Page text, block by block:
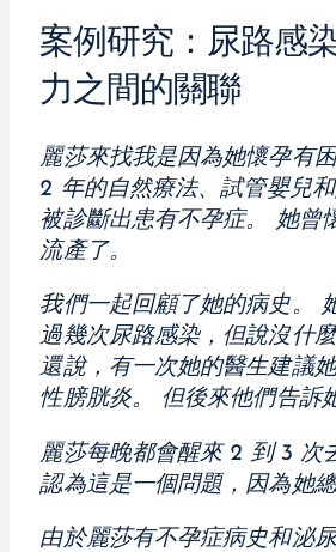
案例研究：尿路感
力之間的關聯
麗莎來找我是因為她懷孕有
2 年的自然療法、試管嬰兒
被診斷出患有不孕症。 她曾
流產了。
我們一起回顧了她的病史。
過幾次尿路感染，但說沒什
還說，有一次她的醫生建議
性膀胱炎。 但後來他們告訴
麗莎每晚都會醒來 2 到 3 次
認為這是一個問題，因為她總
由於麗莎有不孕症病史和泌